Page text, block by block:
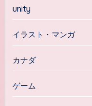
unity
イラスト・マンガ
カナダ
ゲーム